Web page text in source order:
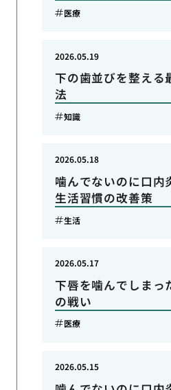
医療
下の歯並びを整える
法
2026.05.19
知識
噛んでないのに口内
生活習慣の改善策
2026.05.18
生活
下唇を噛んでしまっ
の戦い
2026.05.17
医療
2026.05.15